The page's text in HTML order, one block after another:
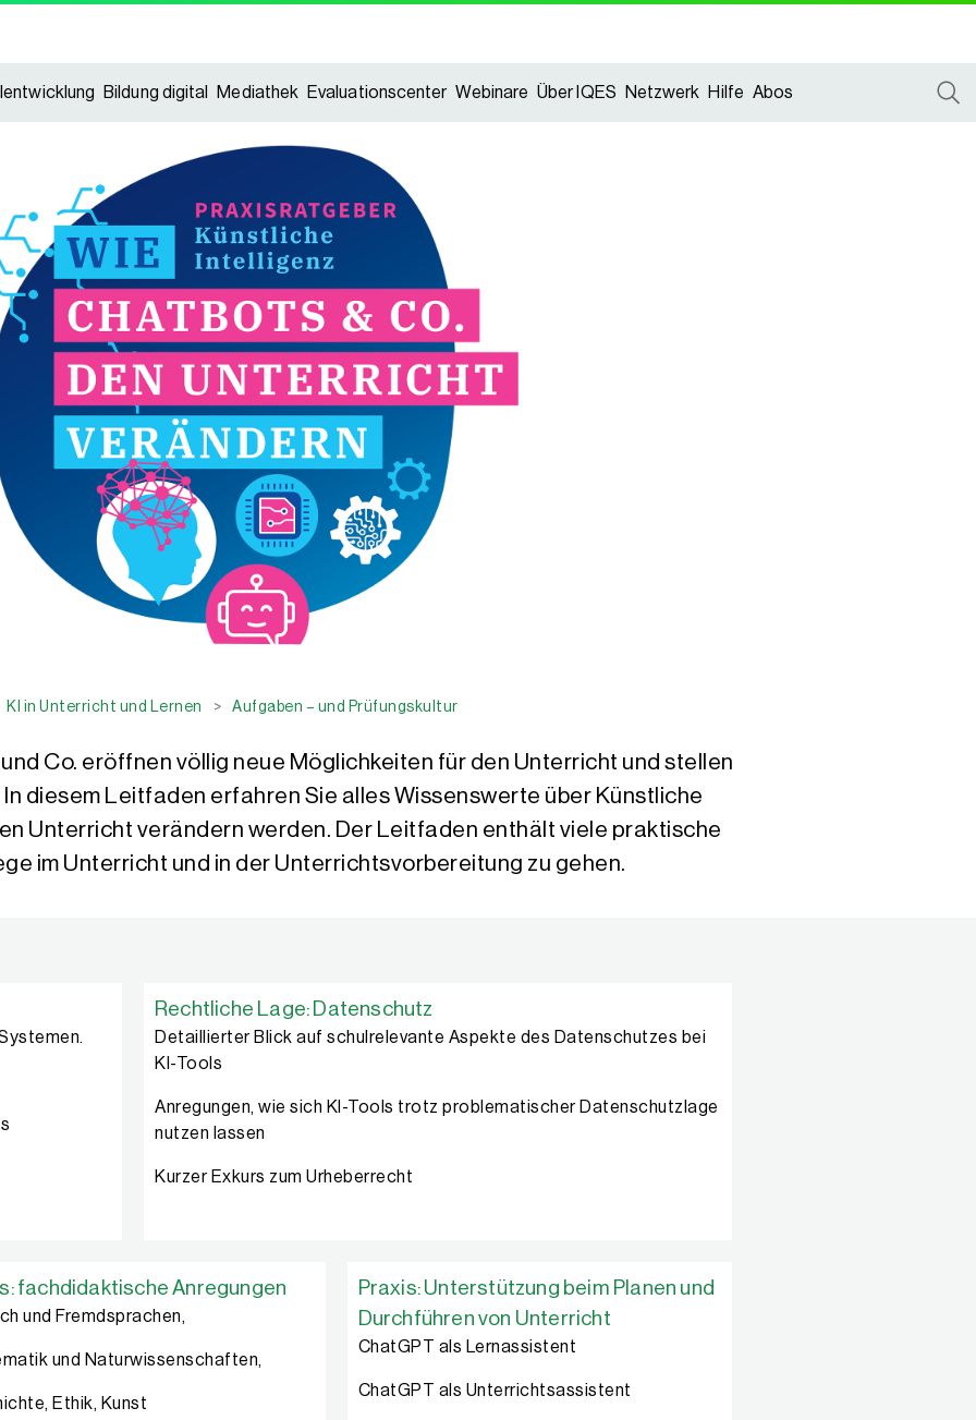
Bildung digital Mediathek Evaluationscenter Webinare Über IQES Netzwerk Hilfe Abos
KI in Unterricht und Lernen > Aufgaben – und Prüfungskultur
Co. eröffnen völlig neue Möglichkeiten für den Unterricht und stellen
diesem Leitfaden erfahren Sie alles Wissenswerte über Künstliche
Unterricht verändern werden. Der Leitfaden enthält viele praktische
im Unterricht und in der Unter­richts­vor­be­reitung zu gehen.
Rechtliche Lage: Datenschutz
Detaillierter Blick auf schulrelevante Aspekte des Datenschutzes bei
KI-Tools
Anregungen, wie sich KI-Tools trotz problematischer Datenschutzlage
nutzen lassen
Kurzer Exkurs zum Urheberrecht
fachdidaktische Anregungen
und Fremdsprachen,
und Naturwissenschaften,
Ethik, Kunst
Praxis: Unterstützung beim Planen und
Durchführen von Unterricht
ChatGPT als Lernassistent
ChatGPT als Unterrichtsassistent